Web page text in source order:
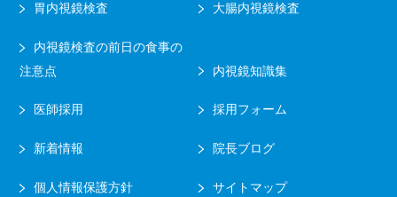
胃内視鏡検査 大腸内視鏡検査
内視鏡検査の前日の食事の
注意点
内視鏡知識集
医師採用 採用フォーム
新着情報 院長ブログ
個人情報保護方針 サイトマップ